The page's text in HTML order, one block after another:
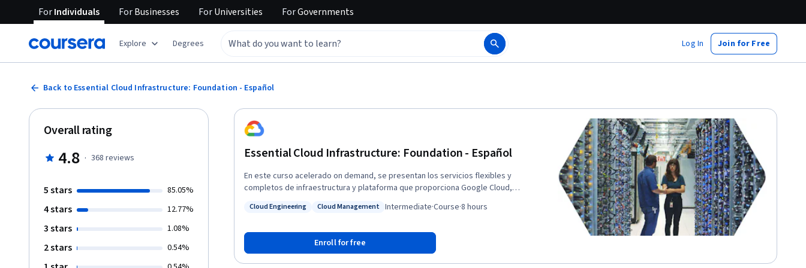
ForIndividuals ForBusinesses ForUniversities ForGovernments
Explore Degrees Log In Join for Free
Back to Essential Cloud Infrastructure: Foundation - Español
Essential Cloud Infrastructure: Foundation - Español
En este curso acelerado on demand, se presentan los servicios flexibles y
completos de infraestructura y plataforma que proporciona Google Cloud,
demostraciones y labs prácticos, los participantes pueden explorar y,
infraestructura, como redes, máquinas virtuales y servicios de aplicaciones.
Aprenderás a usar Google Cloud mediante la consola y Cloud Shell. También
Status: Cloud Engineering
Cloud Engineering
Status: Cloud Management
Cloud Management Intermediate·Course·8 hours
Enroll for free
Overall rating
4.8 · 368 reviews
5 stars 85.05%
4 stars 12.77%
3 stars 1.08%
2 stars 0.54%